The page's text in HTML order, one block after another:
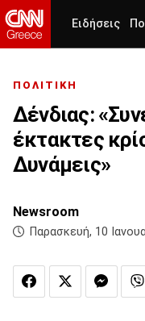
Ειδήσεις
ΠΟΛΙΤΙΚΗ
Δένδιας:
έκτακτες
Δυνάμεις»
Newsroom
Παρασκευή, 10